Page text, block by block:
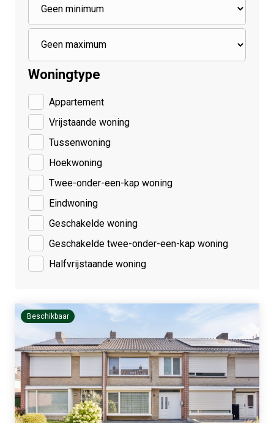
Woningtype
Appartement
Vrijstaande woning
Tussenwoning
Hoekwoning
Twee-onder-een-kap woning
Eindwoning
Geschakelde woning
Geschakelde twee-onder-een-kap woning
Halfvrijstaande woning
Beschikbaar